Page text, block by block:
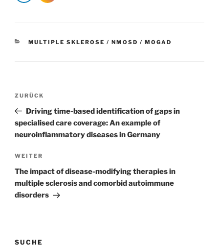
KATEGORIEN
MULTIPLE SKLEROSE / NMOSD / MOGAD
Beitragsnavigation
Vorheriger
Beitrag
ZURÜCK
Driving time-based identification of gaps in
specialised care coverage: An example of
neuroinflammatory diseases in Germany
Nächster
Beitrag
WEITER
The impact of disease-modifying therapies in
multiple sclerosis and comorbid autoimmune
disorders
SUCHE